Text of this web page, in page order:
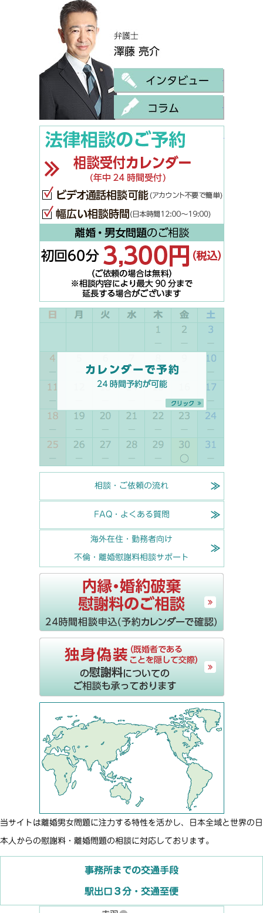
法律相
相談・ご依頼の流れ
FAQ・よくある質問
海外在住・勤務者向け
不倫・離婚慰謝料相談サポート
当サイトは離婚男女問題に注力する特性を活かし、日本全域と世界の日
本人からの慰謝料・離婚問題の相談に対応しております。
事務所までの交通手段
駅出口３分・交通至便